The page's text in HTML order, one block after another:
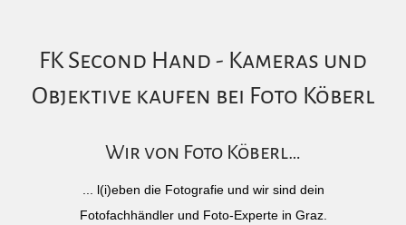
FK Second Hand - Kameras und
Objektive kaufen bei Foto Köberl
Wir von Foto Köberl…
... l(i)eben die Fotografie und wir sind dein
Fotofachhändler und Foto-Experte in Graz.